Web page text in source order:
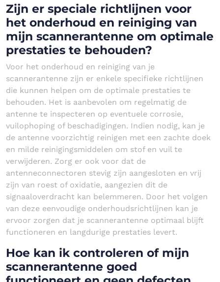
Zijn er speciale richtlijnen voor
het onderhoud en reiniging van
mijn scannerantenne om optimale
prestaties te behouden?
Voor het onderhoud en reiniging van je
scannerantenne zijn er enkele specifieke richtlijnen
die kunnen helpen om de optimale prestaties te
behouden. Het is aanbevolen om regelmatig de
antenne te inspecteren op eventuele corrosie,
vuilophoping of beschadigingen. Indien nodig, kan je
de antenne voorzichtig reinigen met een zachte doek
en milde reinigingsmiddelen om stof en vuil te
verwijderen. Zorg er ook voor dat de
antenneconnectoren stevig zijn aangesloten en vrij
zijn van roest of oxidatie, aangezien dit de
signaaloverdracht kan belemmeren. Door het volgen
van deze eenvoudige onderhoudsrichtlijnen kan je
ervoor zorgen dat je scannerantenne optimaal blijft
functioneren en langdurige prestaties levert.
Hoe kan ik controleren of mijn
scannerantenne goed